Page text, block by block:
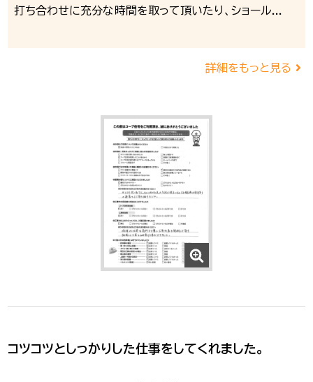
打ち合わせに充分な時間を取って頂いたり、ショール...
詳細をもっと見る
コツコツとしっかりした仕事をしてくれました。